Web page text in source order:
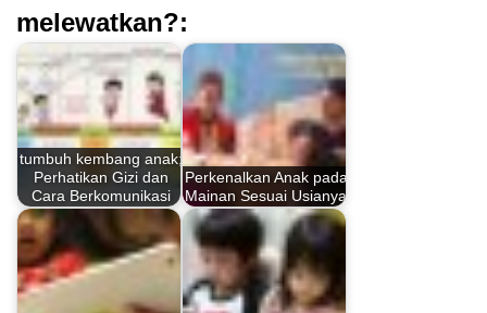
melewatkan?:
tumbuh kembang anak;
Perhatikan Gizi dan
Cara Berkomunikasi
Perkenalkan Anak pada
Mainan Sesuai Usianya